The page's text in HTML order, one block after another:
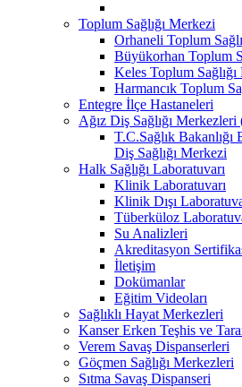
Toplum Sağlığı Merkezi
Orhaneli Toplum
Büyükorhan Toplum
Keles Toplum
Harmancık Toplum
Entegre İlçe Hastaneleri
Ağız Diş Sağlığı
T.C.Sağlık Bakanlığı
Diş Sağlığı Merkezi
Halk Sağlığı Laboratuvarı
Klinik Laboratuvarı
Klinik Dışı
Tüberküloz
Su Analizleri
Akreditasyon
İletişim
Dokümanlar
Eğitim Videoları
Sağlıklı Hayat Merkezleri
Kanser Erken Teşhis ve
Verem Savaş Dispanserleri
Göçmen Sağlığı Merkezleri
Sıtma Savaş Dispanseri